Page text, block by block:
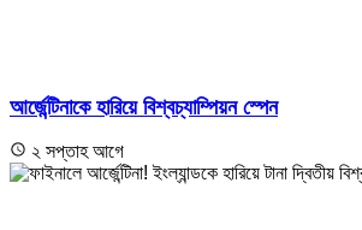
আর্জেন্টিনাকে হারিয়ে বিশ্বচ্যাম্পিয়ন স্পেন
২ সপ্তাহ আগে